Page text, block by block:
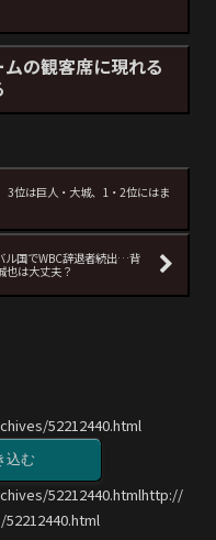
の観客席に現れる
位は巨人・大城、1・2位にはま
ル国でWBC辞退者続出…背
也は大丈夫？
52212440.html
込む
52212440.htmlhttp://